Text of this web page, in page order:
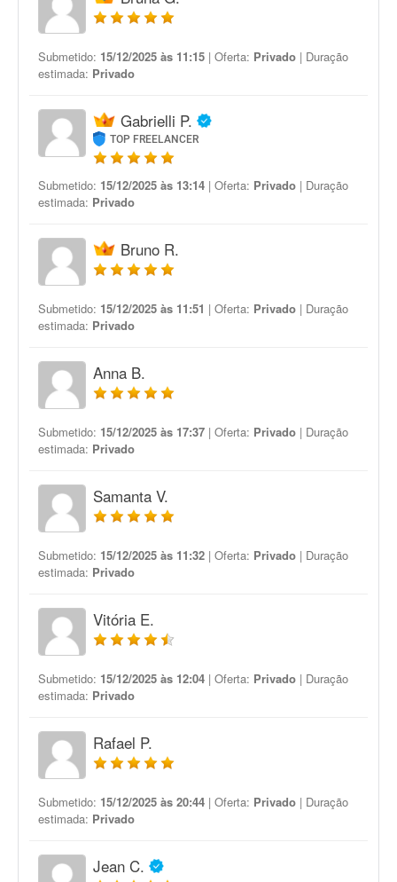
Submetido: 15/12/2025 às 11:15 | Oferta: Privado | Duração
estimada: Privado
Gabrielli P.
TOP FREELANCER
Submetido: 15/12/2025 às 13:14 | Oferta: Privado | Duração
estimada: Privado
Bruno R.
Submetido: 15/12/2025 às 11:51 | Oferta: Privado | Duração
estimada: Privado
Anna B.
Submetido: 15/12/2025 às 17:37 | Oferta: Privado | Duração
estimada: Privado
Samanta V.
Submetido: 15/12/2025 às 11:32 | Oferta: Privado | Duração
estimada: Privado
Vitória E.
Submetido: 15/12/2025 às 12:04 | Oferta: Privado | Duração
estimada: Privado
Rafael P.
Submetido: 15/12/2025 às 20:44 | Oferta: Privado | Duração
estimada: Privado
Jean C.